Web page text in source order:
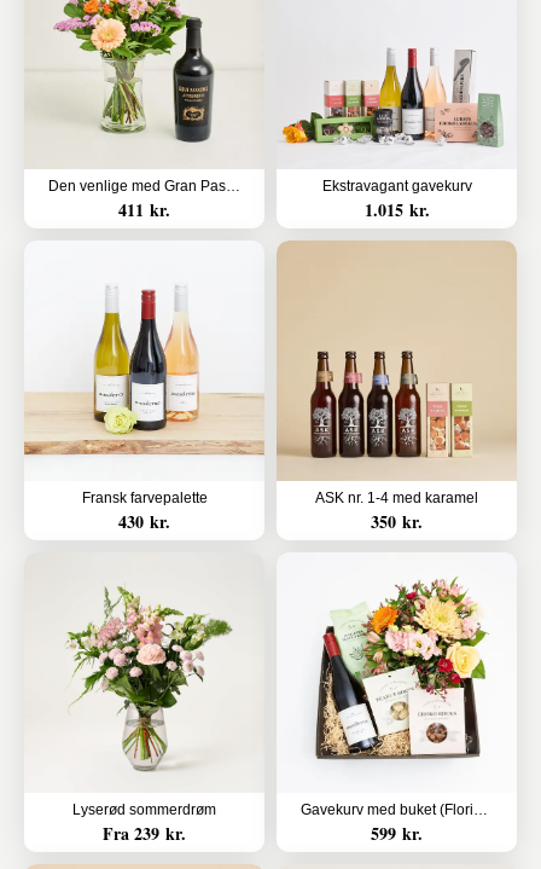
Den venlige med Gran Passione, Appassimento økologisk
411 kr.
Ekstravagant gavekurv
1.015 kr.
Fransk farvepalette
430 kr.
ASK nr. 1-4 med karamel
350 kr.
Lyserød sommerdrøm
Fra 239 kr.
Gavekurv med buket (Floristens kreative valg med alkohol)
599 kr.